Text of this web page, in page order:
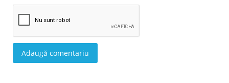
Adaugă comentariu